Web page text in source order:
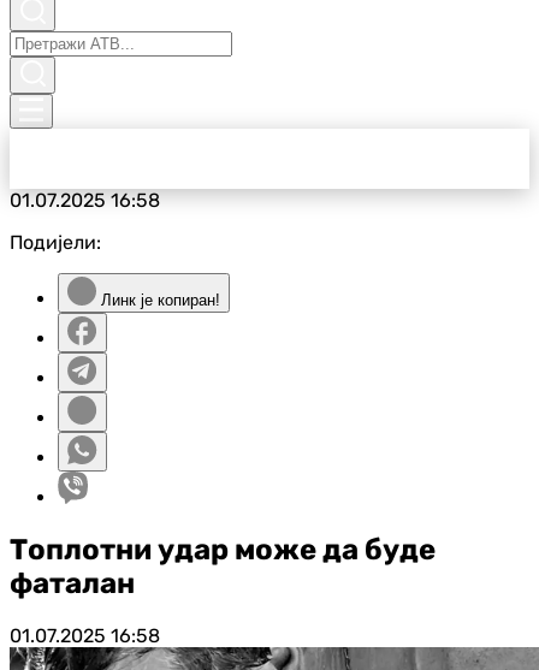
01.07.202516:58
Подијели:
Линк је копиран!
Топлотни удар може да буде
фаталан
01.07.2025 16:58